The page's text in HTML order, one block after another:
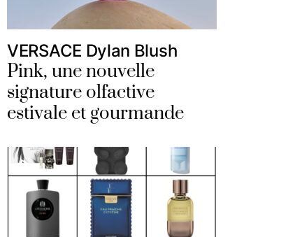
VERSACE Dylan Blush
Pink, une nouvelle
signature olfactive
estivale et gourmande